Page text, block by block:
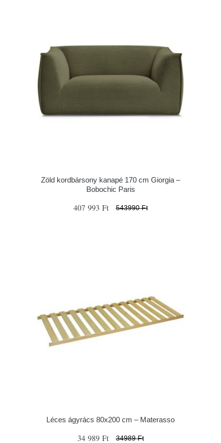
Zöld kordbársony kanapé 170 cm Giorgia –
Bobochic Paris
407 993 Ft 543990 Ft
Léces ágyrács 80x200 cm – Materasso
34 989 Ft 34989 Ft